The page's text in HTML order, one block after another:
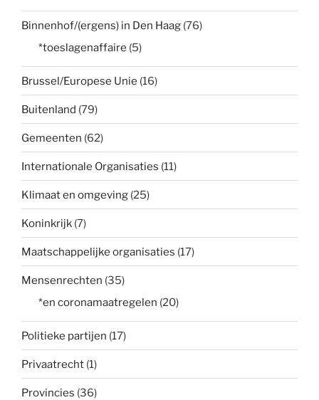
Binnenhof/(ergens) in Den Haag (76)
*toeslagenaffaire (5)
Brussel/Europese Unie (16)
Buitenland (79)
Gemeenten (62)
Internationale Organisaties (11)
Klimaat en omgeving (25)
Koninkrijk (7)
Maatschappelijke organisaties (17)
Mensenrechten (35)
*en coronamaatregelen (20)
Politieke partijen (17)
Privaatrecht (1)
Provincies (36)